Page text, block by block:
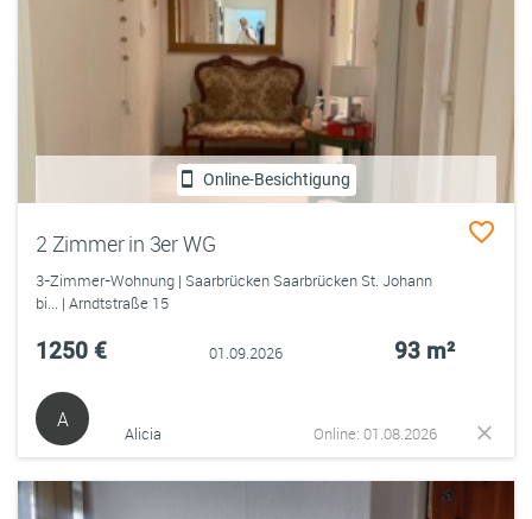
Online-Besichtigung
2 Zimmer in 3er WG
3-Zimmer-Wohnung | Saarbrücken Saarbrücken St. Johann
bi... | Arndtstraße 15
1250 € 01.09.2026 93 m²
A
Alicia Online: 01.08.2026